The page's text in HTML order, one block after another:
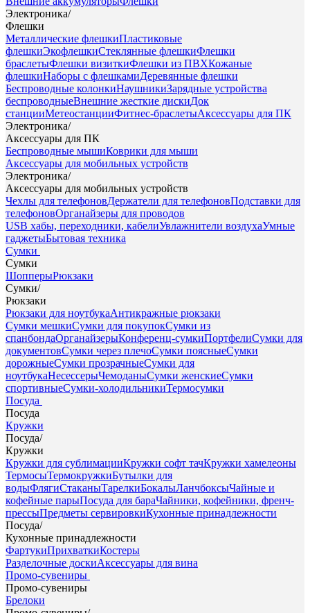
Электроника/
Флешки
Металлические флешкиПластиковые
флешкиЭкофлешкиСтеклянные флешкиФлешки
браслетыФлешки визиткиФлешки из ПВХКожаные
флешкиНаборы с флешкамиДеревянные флешки
Беспроводные колонкиНаушникиЗарядные устройства
беспроводныеВнешние жесткие дискиДок
станцииМетеостанцииФитнес-браслетыАксессуары для ПК
Электроника/
Аксессуары для ПК
Беспроводные мышиКоврики для мыши
Аксессуары для мобильных устройств
Электроника/
Аксессуары для мобильных устройств
Чехлы для телефоновДержатели для телефоновПодставки для
телефоновОрганайзеры для проводов
USB хабы, переходники, кабелиУвлажнители воздухаУмные
гаджетыБытовая техника
Сумки
Сумки
ШопперыРюкзаки
Сумки/
Рюкзаки
Рюкзаки для ноутбукаАнтикражные рюкзаки
Сумки мешкиСумки для покупокСумки из
спанбондаОрганайзерыКонференц-сумкиПортфелиСумки для
документовСумки через плечоСумки поясныеСумки
дорожныеСумки прозрачныеСумки для
ноутбукаНесессерыЧемоданыСумки женскиеСумки
спортивныеСумки-холодильникиТермосумки
Посуда
Посуда
Кружки
Посуда/
Кружки
Кружки для сублимацииКружки софт тачКружки хамелеоны
ТермосыТермокружкиБутылки для
водыФлягиСтаканыТарелкиБокалыЛанчбоксыЧайные и
кофейные парыПосуда для бараЧайники, кофейники, френч-
прессыПредметы сервировкиКухонные принадлежности
Посуда/
Кухонные принадлежности
ФартукиПрихваткиКостеры
Разделочные доскиАксессуары для вина
Промо-сувениры
Промо-сувениры
Брелоки